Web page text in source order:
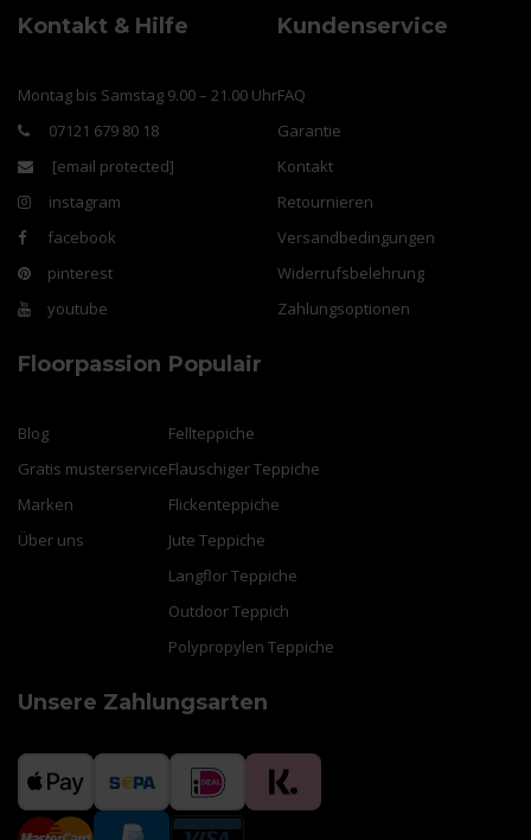
Kontakt & Hilfe
Montag bis Samstag 9.00 – 21.00 Uhr
07121 679 80 18
[email protected]
instagram
facebook
pinterest
youtube
Kundenservice
FAQ
Garantie
Kontakt
Retournieren
Versandbedingungen
Widerrufsbelehrung
Zahlungsoptionen
Floorpassion
Blog
Gratis musterservice
Marken
Über uns
Populair
Fellteppiche
Flauschiger Teppiche
Flickenteppiche
Jute Teppiche
Langflor Teppiche
Outdoor Teppich
Polypropylen Teppiche
Unsere Zahlungsarten